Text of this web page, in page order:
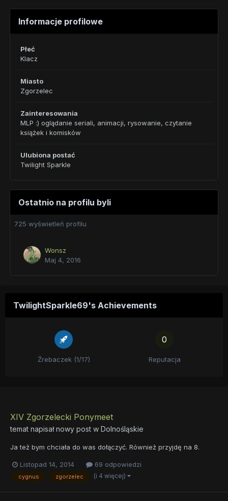
Informacje profilowe
Płeć
Klacz
Miasto
Zgorzelec
Zainteresowania
MLP :) oglądanie seriali, animacji, rysowanie, czytanie
książek i komisków
Ulubiona postać
Twilight Sparkle
Ostatnio na profilu byli
725 wyświetleń profilu
Wonsz
Maj 4, 2016
TwilightSparkle69's Achievements
Źrebaczek (1/17)
0
Reputacja
XIV Zgorzelecki Ponymeet
temat napisał nowy post w Dolnośląskie
Ja też bym chciała do was dołączyć. Również przyjdę na 8.
Listopad 14, 2014 69 odpowiedzi
cygnus zgorzelec (i 4 więcej)